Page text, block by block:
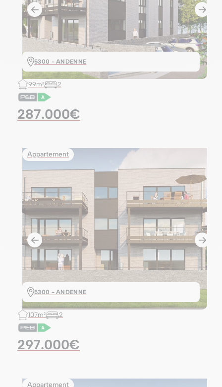
5300 - ANDENNE
99m² 2
287.000€
Appartement
5300 - ANDENNE
107m² 2
297.000€
Appartement